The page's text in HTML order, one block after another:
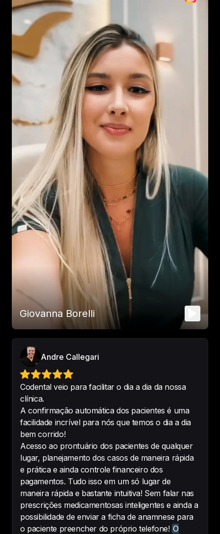
Software extremamente completo!
Sempre inovando, zelando pela
experiencia dos clientes.
-Thiago Beltrão
Agradeço à empresa por
incentivar e apoiar meu
desenvolvimento profissional
contínuo.  :)
Paula Trombini
Já usava outro sistema , mas o
Codental vem surpreendendo com
inovação associada a praticidade.
- Renata de Siqueira Fernandes Mulim
Melhor sistema odontológico,
prático, fácil.... O Atendimento é
Sistema muito bom, intuitivo e fácil
manuseio .
suporte sempre muito atencioso e
disposto.
maravilhoso.
- pamela tamires
Giovanna Borelli
Andre Callegari
Codental veio para facilitar o dia a dia da nossa
clínica.
A confirmação automática dos pacientes é uma
facilidade incrível para nós que temos o dia a dia
bem corrido!
Acesso ao prontuário dos pacientes de qualquer
lugar, planejamento dos casos de maneira rápida
e prática e ainda controle financeiro dos
pagamentos. Tudo isso em um só lugar de
maneira rápida e bastante intuitiva! Sem falar nas
prescrições medicamentosas inteligentes e ainda a
possibilidade de enviar a ficha de anamnese para
o paciente preencher do próprio telefone! O